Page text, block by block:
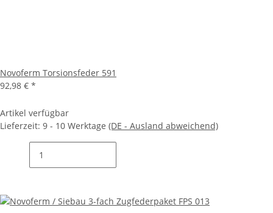
Novoferm Torsionsfeder 591
92,98 € *
Artikel verfügbar
Lieferzeit: 9 - 10 Werktage (DE - Ausland abweichend)